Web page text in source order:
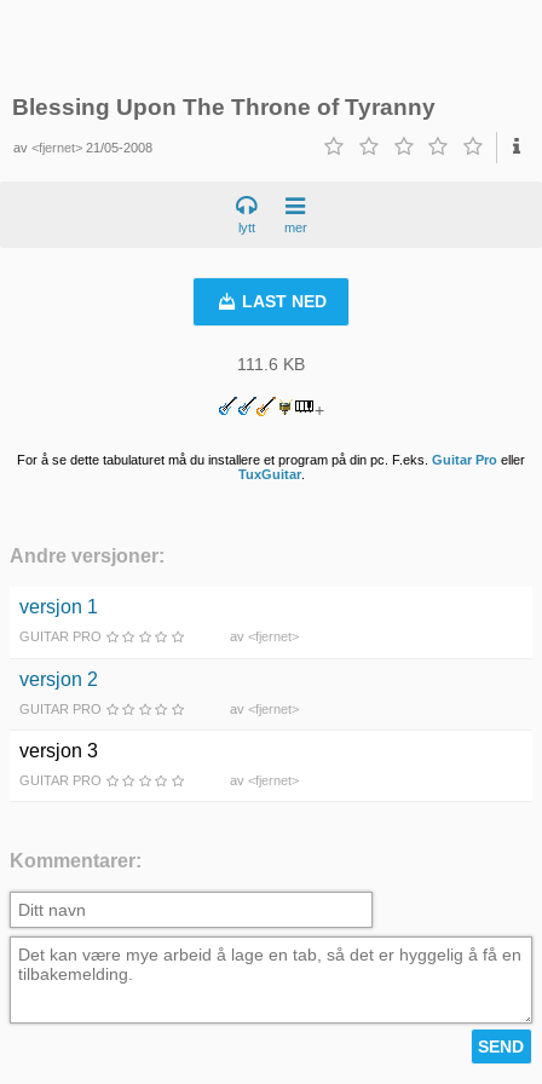
Blessing Upon The Throne of Tyranny
av<fjernet> 21/05-2008
lytt mer
LAST NED
111.6 KB
+
For å se dette tabulaturet må du installere et program på din pc. F.eks. Guitar Pro eller
TuxGuitar.
Andre versjoner:
versjon 1
GUITAR PRO av <fjernet>
versjon 2
GUITAR PRO av <fjernet>
versjon 3
GUITAR PRO av <fjernet>
Kommentarer: